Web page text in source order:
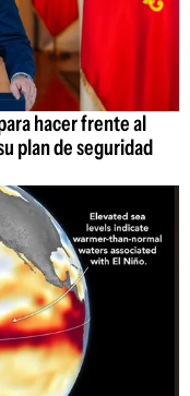
hacer frente al
plan de seguridad